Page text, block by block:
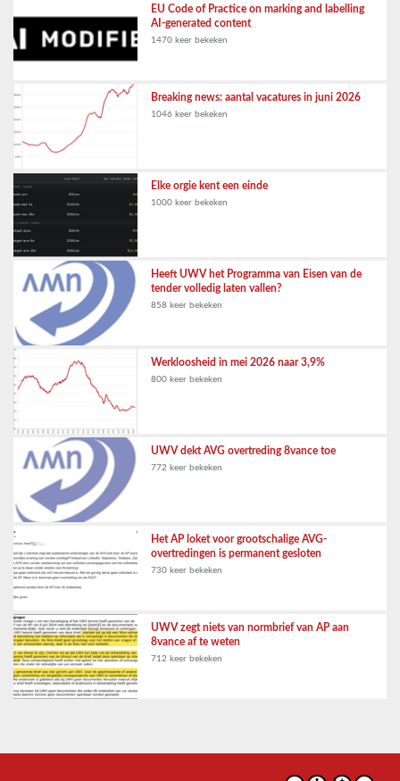
EU Code of Practice on marking and labelling
AI-generated content
1470 keer bekeken
Breaking news: aantal vacatures in juni 2026
1046 keer bekeken
Elke orgie kent een einde
1000 keer bekeken
Heeft UWV het Programma van Eisen van de
tender volledig laten vallen?
858 keer bekeken
Werkloosheid in mei 2026 naar 3,9%
800 keer bekeken
UWV dekt AVG overtreding 8vance toe
772 keer bekeken
Het AP loket voor grootschalige AVG-
overtredingen is permanent gesloten
730 keer bekeken
UWV zegt niets van normbrief van AP aan
8vance af te weten
712 keer bekeken